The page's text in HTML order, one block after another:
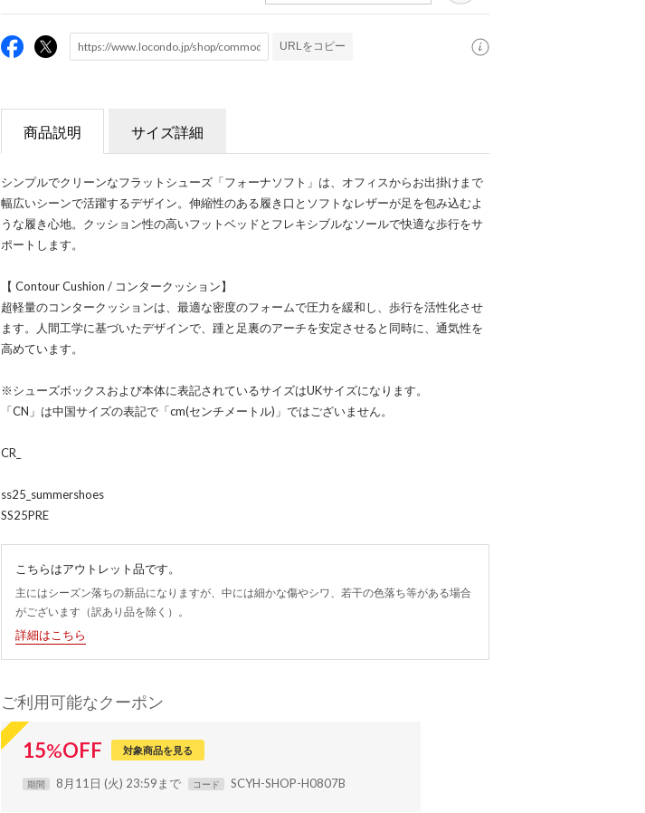
URLをコピー
商品説明 サイズ詳細
シンプルでクリーンなフラットシューズ「フォーナソフト」は、オフィスからお出掛けまで
幅広いシーンで活躍するデザイン。伸縮性のある履き口とソフトなレザーが足を包み込むよ
うな履き心地。クッション性の高いフットベッドとフレキシブルなソールで快適な歩行をサ
ポートします。
【 Contour Cushion / コンタークッション】
超軽量のコンタークッションは、最適な密度のフォームで圧力を緩和し、歩行を活性化させ
ます。人間工学に基づいたデザインで、踵と足裏のアーチを安定させると同時に、通気性を
高めています。
※シューズボックスおよび本体に表記されているサイズはUKサイズになります。
「CN」は中国サイズの表記で「cm(センチメートル)」ではございません。
CR_
ss25_summershoes
SS25PRE
こちらはアウトレット品です。
主にはシーズン落ちの新品になりますが、中には細かな傷やシワ、若干の色落ち等がある場合
がございます（訳あり品を除く）。
詳細はこちら
ご利用可能なクーポン
15%OFF 対象商品を見る
期間 8月11日 (火) 23:59まで コード SCYH-SHOP-H0807B